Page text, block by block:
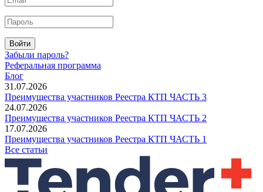
Войти
Забыли пароль?
Реферальная программа
Блог
31.07.2026
Преимущества участников Реестра КТП ЧАСТЬ 3
24.07.2026
Преимущества участников Реестра КТП ЧАСТЬ 2
17.07.2026
Преимущества участников Реестра КТП ЧАСТЬ 1
Все статьи